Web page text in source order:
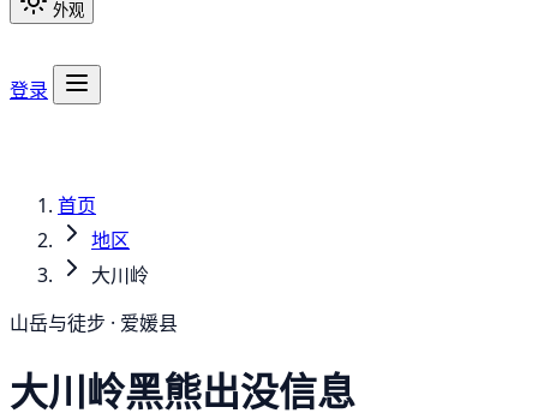
外观
登录
首页
地区
大川岭
山岳与徒步 · 爱媛县
大川岭黑熊出没信息